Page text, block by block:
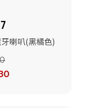
喇叭(黑橘色)